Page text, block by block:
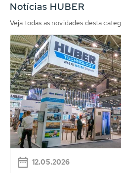
Notícias HUBER
Veja todas as novidades desta
12.05.2026